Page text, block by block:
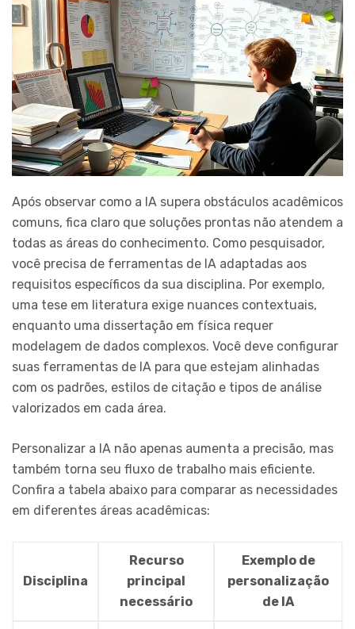
Após observar como a IA supera obstáculos acadêmicos
comuns, fica claro que soluções prontas não atendem a
todas as áreas do conhecimento. Como pesquisador,
você precisa de ferramentas de IA adaptadas aos
requisitos específicos da sua disciplina. Por exemplo,
uma tese em literatura exige nuances contextuais,
enquanto uma dissertação em física requer
modelagem de dados complexos. Você deve configurar
suas ferramentas de IA para que estejam alinhadas
com os padrões, estilos de citação e tipos de análise
valorizados em cada área.
Personalizar a IA não apenas aumenta a precisão, mas
também torna seu fluxo de trabalho mais eficiente.
Confira a tabela abaixo para comparar as necessidades
em diferentes áreas acadêmicas:
Disciplina
Recurso
principal
necessário
Exemplo de
personalização
de IA